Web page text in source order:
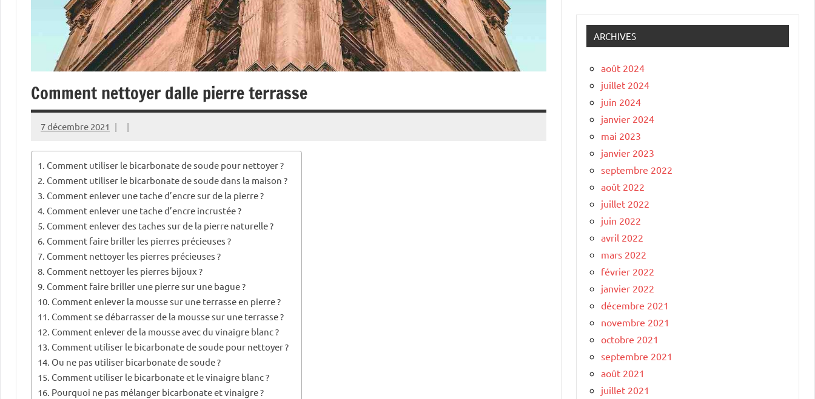
Comment nettoyer dalle pierre terrasse
7 décembre 2021
Comment utiliser le bicarbonate de soude pour nettoyer ?
Comment utiliser le bicarbonate de soude dans la maison ?
Comment enlever une tache d’encre sur de la pierre ?
Comment enlever une tache d’encre incrustée ?
Comment enlever des taches sur de la pierre naturelle ?
Comment faire briller les pierres précieuses ?
Comment nettoyer les pierres précieuses ?
Comment nettoyer les pierres bijoux ?
Comment faire briller une pierre sur une bague ?
Comment enlever la mousse sur une terrasse en pierre ?
Comment se débarrasser de la mousse sur une terrasse ?
Comment enlever de la mousse avec du vinaigre blanc ?
Comment utiliser le bicarbonate de soude pour nettoyer ?
Ou ne pas utiliser bicarbonate de soude ?
Comment utiliser le bicarbonate et le vinaigre blanc ?
Pourquoi ne pas mélanger bicarbonate et vinaigre ?
ARCHIVES
août 2024
juillet 2024
juin 2024
janvier 2024
mai 2023
janvier 2023
septembre 2022
août 2022
juillet 2022
juin 2022
avril 2022
mars 2022
février 2022
janvier 2022
décembre 2021
novembre 2021
octobre 2021
septembre 2021
août 2021
juillet 2021